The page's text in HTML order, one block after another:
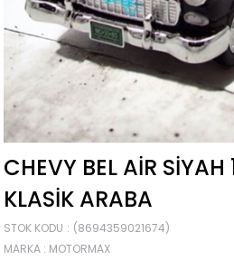
CHEVY BEL AIR
KLASIK ARABA
STOK KODU
(8694359021674)
MARKA : MOTORMAX